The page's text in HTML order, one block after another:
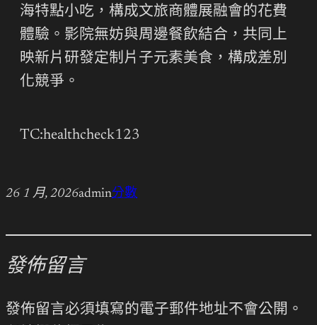
海特點小吃，構成文旅商體展融會的花費
體驗。影院無妨與周邊餐飲結合，共同上
映新片研發定制片子元素美食，構成差別
化競爭。
TC:healthcheck123
26 1 月, 2026admin分數
發佈留言
發佈留言必須填寫的電子郵件地址不會公開。